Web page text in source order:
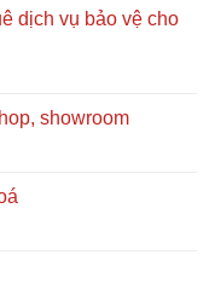
dịch vụ bảo vệ cho
showroom